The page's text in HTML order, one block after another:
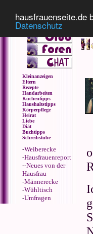
hausfrauenseite.de
Datenschutz
Kleinanzeigen
Eltern
Rezepte
Handarbeiten
Küchentipps
Haushaltstipps
Körperpflege
Heirat
Liebe
Diät
Buchtipps
Schreibstube
-Weiberecke
-Hausfrauenreport
--Neues von der
Hausfrau
-Männerecke
-Wühltisch
-Umfragen